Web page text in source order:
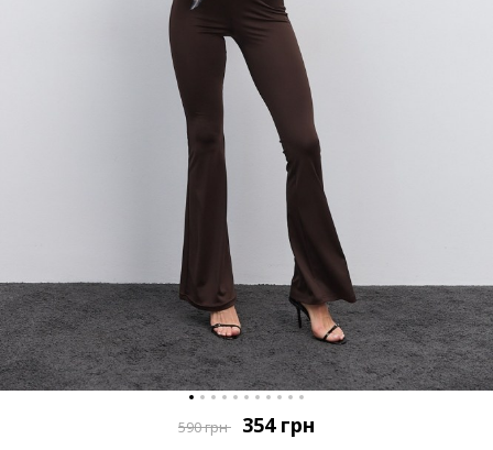
590грн 354 грн